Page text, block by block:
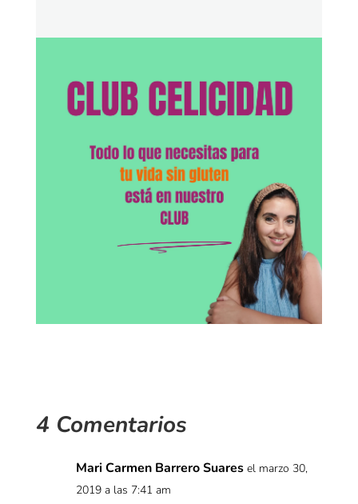
4 Comentarios
Mari Carmen Barrero Suares el marzo 30,
2019 a las 7:41 am